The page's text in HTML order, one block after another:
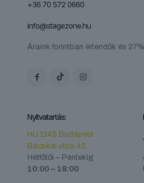
+36 70 572 0660
info@stagezone.hu
Áraink forintban értendők és
Nyitvatartás:
HU 1145 Budapest
Bácskai utca 42.
Hétfőtől – Péntekig
10:00 – 18:00